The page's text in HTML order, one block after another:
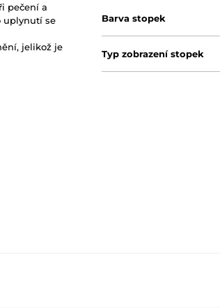
pečení a
uplynutí se
jelikož je
Barva stopek
Typ zobrazení stopek